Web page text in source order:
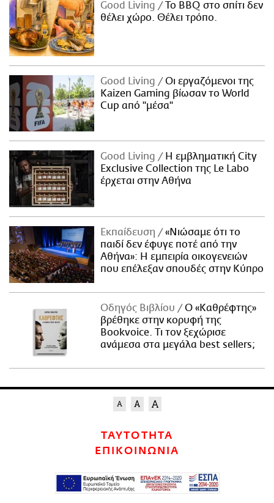
Good Living
Το BBQ στο σπίτι δεν
θέλει χώρο. Θέλει τρόπο.
Good Living
Οι εργαζόμενοι της
Kaizen Gaming βίωσαν το World
Cup από "μέσα"
Good Living
Η εμβληματική City
Exclusive Collection της Le Labo
έρχεται στην Αθήνα
Εκπαίδευση
«Νιώσαμε ότι το
παιδί δεν έφυγε ποτέ από την
Αθήνα»: Η εμπειρία οικογενειών
που επέλεξαν σπουδές στην Κύπρο
Οδηγός Βιβλίου
Ο «Καθρέφτης»
βρέθηκε στην κορυφή της
Bookvoice. Τι τον ξεχώρισε
ανάμεσα στα μεγάλα best sellers;
ΤΑΥΤΟΤΗΤΑ
ΕΠΙΚΟΙΝΩΝΙΑ